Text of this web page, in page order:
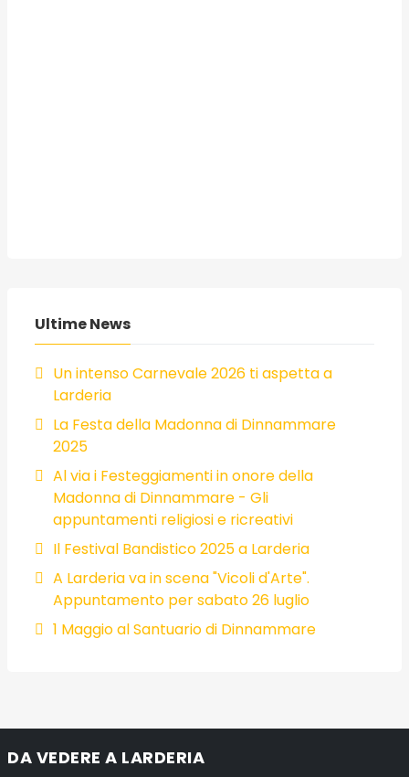
Ultime News
Un intenso Carnevale 2026 ti aspetta a
Larderia
La Festa della Madonna di Dinnammare
2025
Al via i Festeggiamenti in onore della
Madonna di Dinnammare - Gli
appuntamenti religiosi e ricreativi
Il Festival Bandistico 2025 a Larderia
A Larderia va in scena "Vicoli d'Arte".
Appuntamento per sabato 26 luglio
1 Maggio al Santuario di Dinnammare
DA VEDERE A LARDERIA